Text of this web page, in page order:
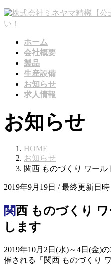
コ
ン
ナ
ビ
ホーム
会社概要
製品
生産設備
お知らせ
求人情報
お知らせ
HOME
お知らせ
関西 ものづくり ワール
2019年9月19日 / 最終更新日時
関西 ものづくり ワールド 2019に出展
します
2019年10月2日(水)～4日(金)
催される「関西 ものづくり